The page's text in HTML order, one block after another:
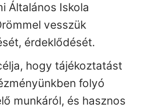
Általános Iskola
vesszük
érdeklődését.
hogy tájékoztatást
folyó
munkáról, és hasznos